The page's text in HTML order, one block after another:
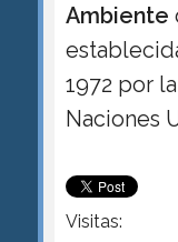
Ambiente
1972 por
Naciones
Visitas: